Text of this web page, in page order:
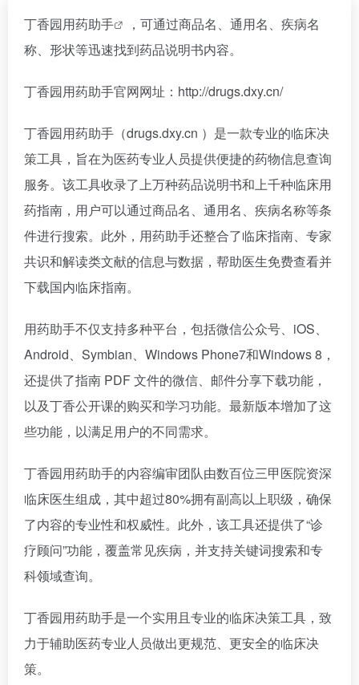
丁香园用药助手
，可通过商品名、通用名、疾病名
称、形状等迅速找到药品说明书内容。
丁香园用药助手官网网址：http://drugs.dxy.cn/
丁香园用药助手（drugs.dxy.cn ）是一款专业的临床决
策工具，旨在为医药专业人员提供便捷的药物信息查询
服务。该工具收录了上万种药品说明书和上千种临床用
药指南，用户可以通过商品名、通用名、疾病名称等条
件进行搜索。此外，用药助手还整合了临床指南、专家
共识和解读类文献的信息与数据，帮助医生免费查看并
下载国内临床指南。
用药助手不仅支持多种平台，包括微信公众号、iOS、
Android、Symbian、Windows Phone7和Windows 8，
还提供了指南 PDF 文件的微信、邮件分享下载功能，
以及丁香公开课的购买和学习功能。最新版本增加了这
些功能，以满足用户的不同需求。
丁香园用药助手的内容编审团队由数百位三甲医院资深
临床医生组成，其中超过80%拥有副高以上职级，确保
了内容的专业性和权威性。此外，该工具还提供了“诊
疗顾问”功能，覆盖常见疾病，并支持关键词搜索和专
科领域查询。
丁香园用药助手是一个实用且专业的临床决策工具，致
力于辅助医药专业人员做出更规范、更安全的临床决
策。